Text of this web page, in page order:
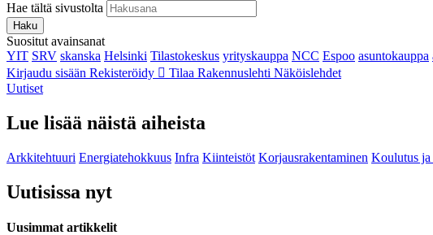
Hae tältä sivustolta
Haku
Suositut avainsanat
YIT SRV skanska Helsinki Tilastokeskus yrityskauppa NCC Espoo asuntokauppa
Kirjaudu sisään Rekisteröidy Tilaa Rakennuslehti Näköislehdet
Uutiset
Lue lisää näistä aiheista
Arkkitehtuuri Energiatehokkuus Infra Kiinteistöt Korjausrakentaminen Koulutus
Uutisissa nyt
Uusimmat artikkelit